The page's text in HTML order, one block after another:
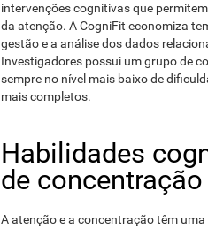
intervenções cognitivas que
da atenção. A CogniFit economiza
gestão e a análise dos dados
Investigadores possui um grupo de
sempre no nível mais baixo de
mais completos.
Habilidades
de
A atenção e a concentração têm